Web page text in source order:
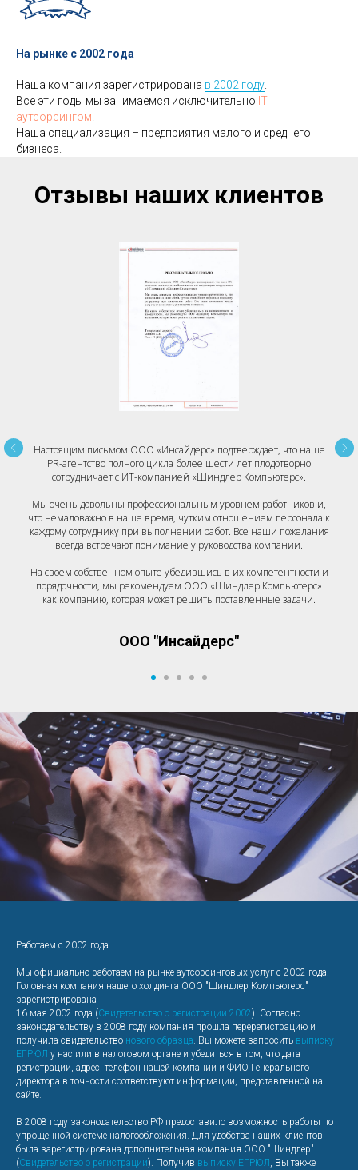
На рынке с 2002 года
Наша компания зарегистрирована в 2002 году.
Все эти годы мы занимаемся исключительно IT
аутсорсингом.
Наша специализация – предприятия малого и среднего
бизнеса.
Отзывы наших клиентов
Настоящим письмом ООО «Инсайдерс» подтверждает, что наше
PR-агентство полного цикла более шести лет плодотворно
сотрудничает с ИТ-компанией «Шиндлер Компьютерс».
Мы очень довольны профессиональным уровнем работников и,
что немаловажно в наше время, чутким отношением персонала к
каждому сотруднику при выполнении работ. Все наши пожелания
всегда встречают понимание у руководства компании.
На своем собственном опыте убедившись в их компетентности и
порядочности, мы рекомендуем ООО «Шиндлер Компьютерс»
как компанию, которая может решить поставленные задачи.
ООО "Инсайдерс"
Работаем с 2002 года
Мы официально работаем на рынке аутсорсинговых услуг с 2002 года.
Головная компания нашего холдинга ООО "Шиндлер Компьютерс"
зарегистрирована
16 мая 2002 года (Свидетельство о регистрации 2002 ). Согласно
законодательству в 2008 году компания прошла перерегистрацию и
получила свидетельство нового образца. Вы можете запросить выписку
ЕГРЮЛ у нас или в налоговом органе и убедиться в том, что дата
регистрации, адрес, телефон нашей компании и ФИО Генерального
директора в точности соответствуют информации, представленной на
сайте.
В 2008 году законодательство РФ предоставило возможность работы по
упрощенной системе налогообложения. Для удобства наших клиентов
была зарегистрирована дополнительная компания ООО "Шиндлер"
(Свидетельство о регистрации). Получив выписку ЕГРЮЛ , Вы также